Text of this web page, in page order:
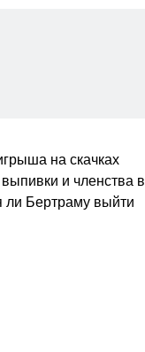
на скачках
и членства в
ли Бертраму выйти